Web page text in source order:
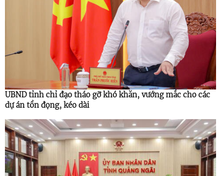
UBND tỉnh chỉ đạo tháo gỡ khó khăn, vướng mắc cho các
dự án tồn đọng, kéo dài